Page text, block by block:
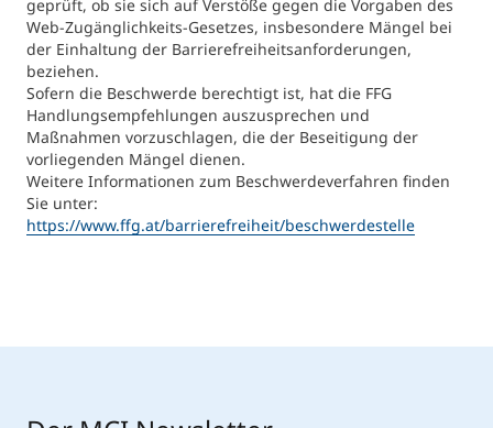
geprüft, ob sie sich auf Verstöße gegen die Vorgaben des
Web-Zugänglichkeits-Gesetzes, insbesondere Mängel bei
der Einhaltung der Barrierefreiheitsanforderungen,
beziehen.
Sofern die Beschwerde berechtigt ist, hat die FFG
Handlungsempfehlungen auszusprechen und
Maßnahmen vorzuschlagen, die der Beseitigung der
vorliegenden Mängel dienen.
Weitere Informationen zum Beschwerdeverfahren finden
Sie unter:
https://www.ffg.at/barrierefreiheit/beschwerdestelle